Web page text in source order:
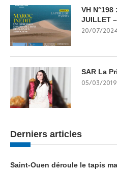
VH N°198
JUILLET
20/07/
SAR La
05/03/2019
Derniers articles
Saint-Ouen déroule le tapis